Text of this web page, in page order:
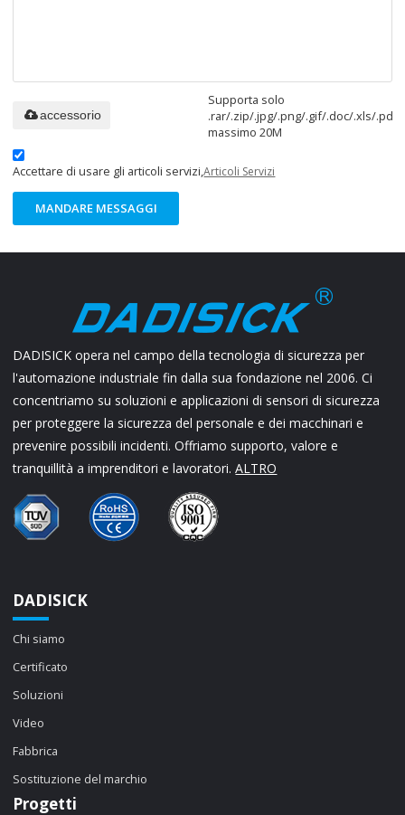
Supporta solo
.rar/.zip/.jpg/.png/.gif/.doc/.xls/.pdf,
massimo 20M
accessorio
Accettare di usare gli articoli servizi,Articoli Servizi
MANDARE MESSAGGI
DADISICK opera nel campo della tecnologia di sicurezza per
l'automazione industriale fin dalla sua fondazione nel 2006. Ci
concentriamo su soluzioni e applicazioni di sensori di sicurezza
per proteggere la sicurezza del personale e dei macchinari e
prevenire possibili incidenti. Offriamo supporto, valore e
tranquillità a imprenditori e lavoratori.ALTRO
DADISICK
Chi siamo
Certificato
Soluzioni
Video
Fabbrica
Sostituzione del marchio
Progetti